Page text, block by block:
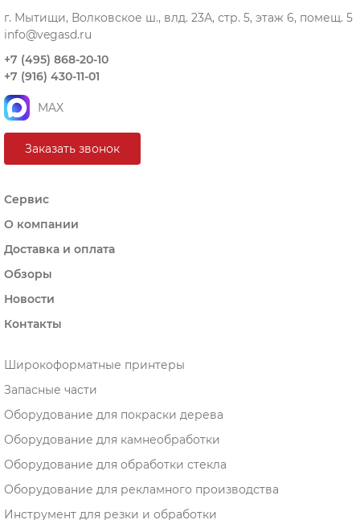
г. Мытищи, Волковское ш., влд. 23А, стр. 5, этаж 6, помещ. 5
info@vegasd.ru
+7 (495) 868-20-10
+7 (916) 430-11-01
MAX
Заказать звонок
Сервис
О компании
Доставка и оплата
Обзоры
Новости
Контакты
Широкоформатные принтеры
Запасные части
Оборудование для покраски дерева
Оборудование для камнеобработки
Оборудование для обработки стекла
Оборудование для рекламного производства
Инструмент для резки и обработки